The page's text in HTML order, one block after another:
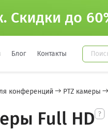
Cкидки до
Блог Контакты
конференций PTZ камеры
Full HD